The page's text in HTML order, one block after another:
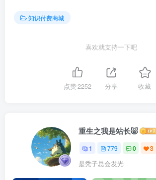
知识付费商城
喜欢就支持一下吧
点赞2252 分享 收藏
重生之我是站长🐷
1 779 0 3
是秃子总会发光